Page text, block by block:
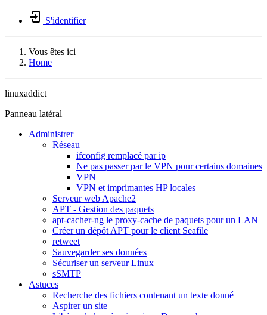
S'identifier
Vous êtes ici
Home
linuxaddict
Panneau latéral
Administrer
Réseau
ifconfig remplacé par ip
Ne pas passer par le VPN pour certains domaines
VPN
VPN et imprimantes HP locales
Serveur web Apache2
APT - Gestion des paquets
apt-cacher-ng le proxy-cache de paquets pour un LAN
Créer un dépôt APT pour le client Seafile
retweet
Sauvegarder ses données
Sécuriser un serveur Linux
sSMTP
Astuces
Recherche des fichiers contenant un texte donné
Aspirer un site